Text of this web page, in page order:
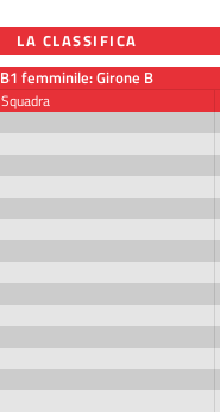
LA CLASSIFICA
B1 femminile: Girone B
Squadra